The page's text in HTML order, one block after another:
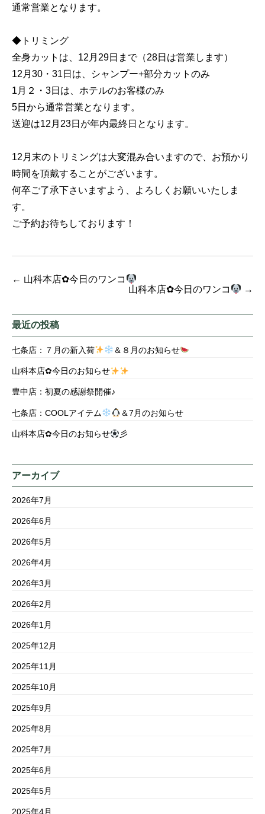
通常営業となります。
◆トリミング
全身カットは、12月29日まで（28日は営業します）
12月30・31日は、シャンプー+部分カットのみ
1月２・3日は、ホテルのお客様のみ
5日から通常営業となります。
送迎は12月23日が年内最終日となります。
12月末のトリミングは大変混み合いますので、お預かり
時間を頂戴することがございます。
何卒ご了承下さいますよう、よろしくお願いいたしま
す。
ご予約お待ちしております！
← 山科本店✿今日のワンコ
山科本店✿今日のワンコ
→
最近の投稿
七条店：７月の新入荷 ＆８月のお知らせ
山科本店✿今日のお知らせ
豊中店：初夏の感謝祭開催♪
七条店：COOLアイテム ＆7月のお知らせ
山科本店✿今日のお知らせ 彡
アーカイブ
2026年7月
2026年6月
2026年5月
2026年4月
2026年3月
2026年2月
2026年1月
2025年12月
2025年11月
2025年10月
2025年9月
2025年8月
2025年7月
2025年6月
2025年5月
2025年4月